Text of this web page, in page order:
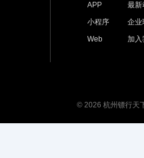
APP
小程序
Web
最新
企业
加入
© 2026 杭州镖行天